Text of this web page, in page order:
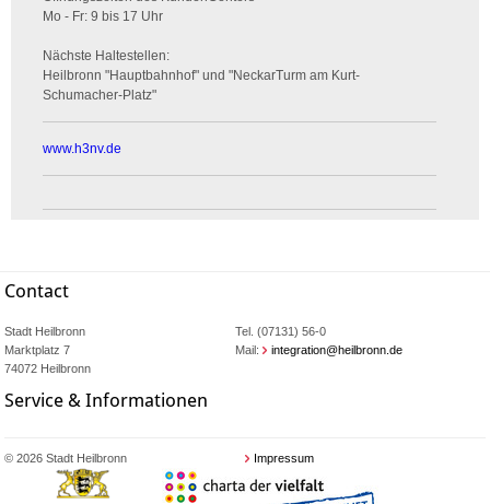
Mo - Fr: 9 bis 17 Uhr
Nächste Haltestellen:
Heilbronn "Hauptbahnhof" und "NeckarTurm am Kurt-
Schumacher-Platz"
www.h3nv.de
Contact
Stadt Heilbronn
Marktplatz 7
74072 Heilbronn
Tel. (07131) 56-0
Mail:
integration@heilbronn.de
Service & Informationen
© 2026 Stadt Heilbronn Impressum